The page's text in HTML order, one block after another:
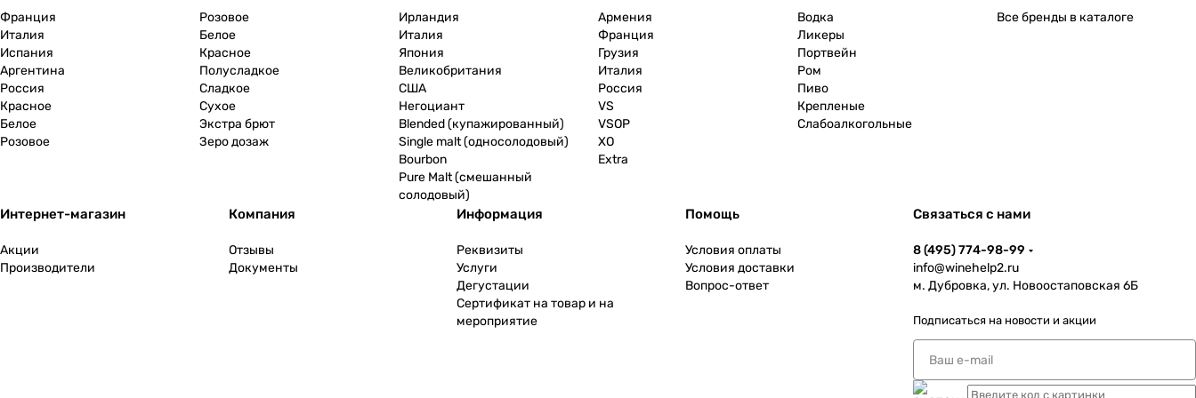
Франция
Италия
Испания
Аргентина
Россия
Красное
Белое
Розовое
Розовое
Белое
Красное
Полусладкое
Сладкое
Сухое
Экстра брют
Зеро дозаж
Ирландия
Италия
Япония
Великобритания
США
Негоциант
Blended (купажированный)
Single malt (односолодовый)
Bourbon
Pure Malt (смешанный
солодовый)
Армения
Франция
Грузия
Италия
Россия
VS
VSOP
XO
Extra
Водка
Ликеры
Портвейн
Ром
Пиво
Крепленые
Слабоалкогольные
Все бренды в каталоге
Интернет-магазин
Акции
Производители
Компания
Отзывы
Документы
Информация
Реквизиты
Услуги
Дегустации
Сертификат на товар и на
мероприятие
Помощь
Условия оплаты
Условия доставки
Вопрос-ответ
Связаться с нами
8 (495) 774-98-99
info@winehelp2.ru
м. Дубровка, ул. Новоостаповская 6Б
Подписаться на новости и акции